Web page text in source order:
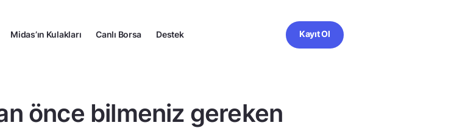
Midas’ın Kulakları Canlı Borsa Destek Kayıt Ol
önce bilmeniz gereken